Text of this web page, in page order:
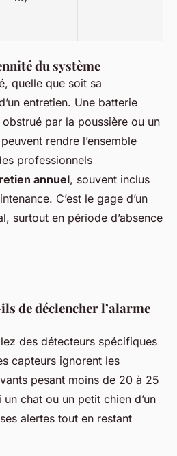
du système
quelle que soit sa
entretien. Une batterie
par la poussière ou un
rendre l’ensemble
professionnels
annuel, souvent inclus
C’est le gage d’un
surtout en période d’absence
de déclencher l’alarme
des détecteurs spécifiques
capteurs ignorent les
pesant moins de 20 à 25
chat ou un petit chien d’un
alertes tout en restant